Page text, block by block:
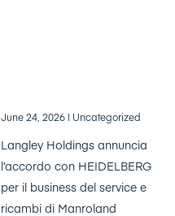
June 24, 2026 | Uncategorized
Langley Holdings annuncia
l’accordo con HEIDELBERG
per il business del service e
ricambi di Manroland